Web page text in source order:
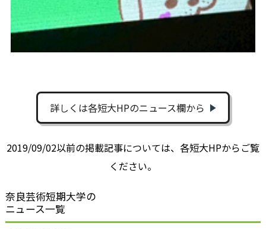
詳しくは各短大HPのニュース欄から
2019/09/02以前の掲載記事については、各短大HPからご覧
ください。
奈良芸術短期大学の
ニュース一覧